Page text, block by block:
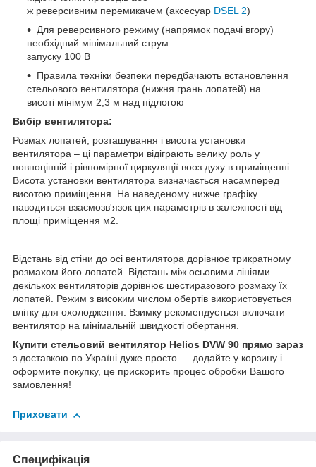
ж реверсивним перемикачем (аксесуар DSEL 2)
Для реверсивного режиму (напрямок подачі вгору)
необхідний мінімальний струм
запуску 100 В
Правила техніки безпеки передбачають встановлення
стельового вентилятора (нижня грань лопатей) на
висоті мінімум 2,3 м над підлогою
Вибір вентилятора:
Розмах лопатей, розташування і висота установки
вентилятора – ці параметри відіграють велику роль у
повноцінній і рівномірної циркуляції вооз духу в приміщенні.
Висота установки вентилятора визначається насамперед
висотою приміщення. На наведеному нижче графіку
наводиться взаємозв'язок цих параметрів в залежності від
площі приміщення м2.
Відстань від стіни до осі вентилятора дорівнює трикратному
розмахом його лопатей. Відстань між осьовими лініями
декількох вентиляторів дорівнює шестиразового розмаху їх
лопатей. Режим з високим числом обертів використовується
влітку для охолодження. Взимку рекомендується включати
вентилятор на мінімальній швидкості обертання.
Купити стельовий вентилятор Helios DVW 90 прямо зараз
з доставкою по Україні дуже просто ― додайте у корзину і
оформите покупку, це прискорить процес обробки Вашого
замовлення!
Приховати
Специфікація